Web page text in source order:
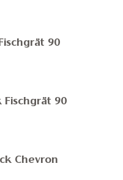
90
Fischgrät 90
Chevron